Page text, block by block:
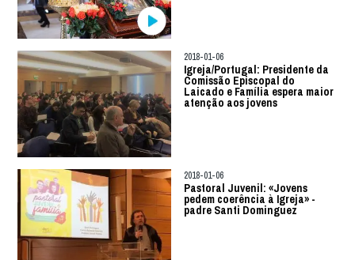
2018-01-06
Igreja/Portugal: Presidente da
Comissão Episcopal do
Laicado e Família espera maior
atenção aos jovens
2018-01-06
Pastoral Juvenil: «Jovens
pedem coerência à Igreja» -
padre Santi Dominguez